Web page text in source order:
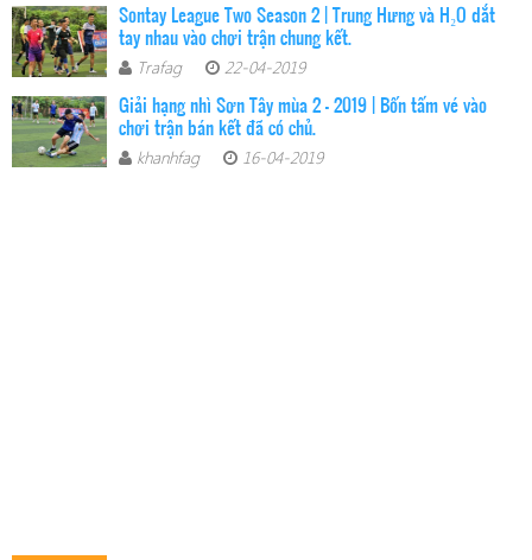
Sontay League Two Season 2 | Trung Hưng và H₂O dắt
tay nhau vào chơi trận chung kết.
Trafag 22-04-2019
Giải hạng nhì Sơn Tây mùa 2 - 2019 | Bốn tấm vé vào
chơi trận bán kết đã có chủ.
khanhfag 16-04-2019